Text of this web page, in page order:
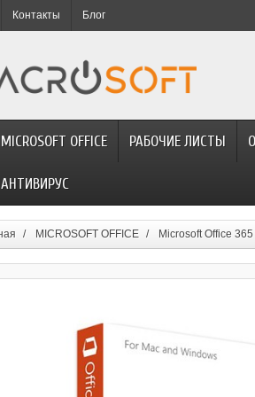
Контакты Блог
MICROSOFT OFFICE РАБОЧИЕ ЛИСТЫ
АНТИВИРУС
MICROSOFT OFFICE Microsoft Office 365